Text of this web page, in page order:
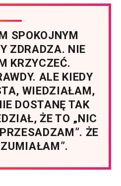
SPOKOJNYM
ZDRADZA. NIE
KRZYCZEĆ.
ALE KIEDY
WIEDZIAŁAM,
DOSTANĘ TAK
ŻE TO „NIC
ŻE